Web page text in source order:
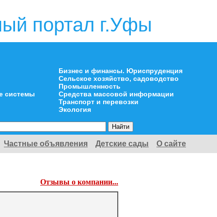
портал г.Уфы
системы
Бизнес и финансы. Юриспруденция
Сельское хозяйство, садоводство
Промышленность
Средства массовой информации
Транспорт и перевозки
Экология
Частные объявления Детские сады О сайте
Отзывы о компании...